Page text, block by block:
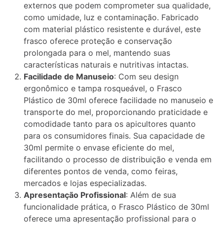
externos que podem comprometer sua qualidade,
como umidade, luz e contaminação. Fabricado
com material plástico resistente e durável, este
frasco oferece proteção e conservação
prolongada para o mel, mantendo suas
características naturais e nutritivas intactas.
Facilidade de Manuseio: Com seu design
ergonômico e tampa rosqueável, o Frasco
Plástico de 30ml oferece facilidade no manuseio e
transporte do mel, proporcionando praticidade e
comodidade tanto para os apicultores quanto
para os consumidores finais. Sua capacidade de
30ml permite o envase eficiente do mel,
facilitando o processo de distribuição e venda em
diferentes pontos de venda, como feiras,
mercados e lojas especializadas.
Apresentação Profissional: Além de sua
funcionalidade prática, o Frasco Plástico de 30ml
oferece uma apresentação profissional para o